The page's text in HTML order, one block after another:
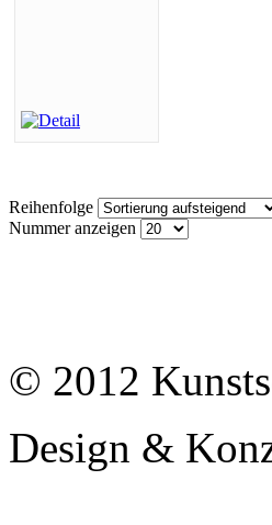
Reihenfolge
Nummer anzeigen
© 2012
Design &